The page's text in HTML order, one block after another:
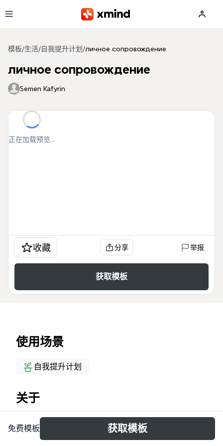
模板/生活/ 自我提升计划 /личное сопровождение
личное сопровождение
Semen Kafyrin
正在加载预览...
收藏 分享 举报
获取模板
使用场景
自我提升计划
关于
Этот шаблон mind map «Наставничество»
предназначен для коучей, наставников и
免费模板 获取模板